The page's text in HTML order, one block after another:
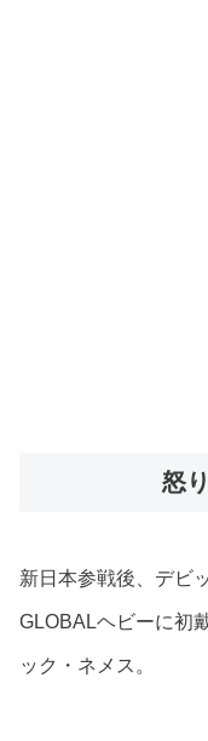
怒
新日本参戦後、デビ
GLOBALヘビーに初
ック・ネメス。